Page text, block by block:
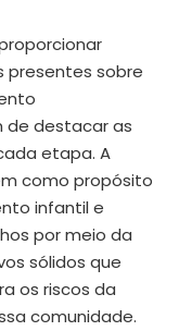
presentes sobre
de destacar as
etapa. A
como propósito
infantil e
por meio da
sólidos que
os riscos da
comunidade.